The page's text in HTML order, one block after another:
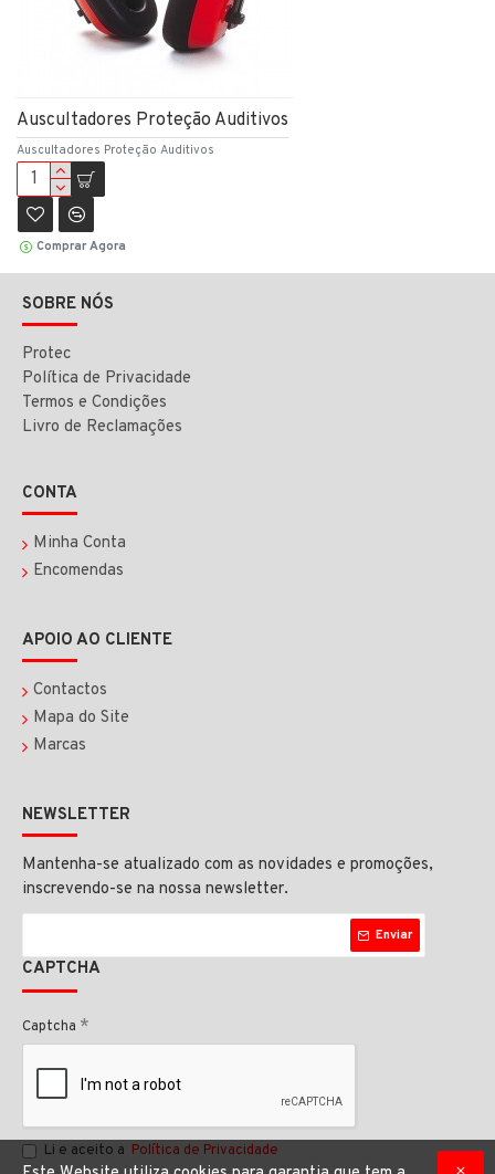
Auscultadores Proteção Auditivos
Auscultadores Proteção Auditivos
Comprar Agora
SOBRE NÓS
Protec
Política de Privacidade
Termos e Condições
Livro de Reclamações
CONTA
Minha Conta
Encomendas
APOIO AO CLIENTE
Contactos
Mapa do Site
Marcas
NEWSLETTER
Mantenha-se atualizado com as novidades e promoções,
inscrevendo-se na nossa newsletter.
Enviar
CAPTCHA
Captcha
Li e aceito a Política de Privacidade